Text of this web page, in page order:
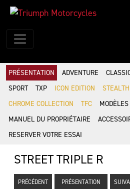
PRÉSENTATION ADVENTURE
SPORT
TXP ICON EDITION
CHROME COLLECTION
TFC
MANUEL DU PROPRIÉTAIRE
RESERVER VOTRE ESSAI
STREET TRIPLE R
PRÉCÉDENT PRÉSENTATION